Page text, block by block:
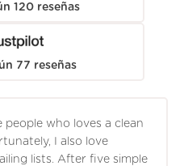
120 reseñas
77 reseñas
people who loves a clean
I also love
lists. After five simple